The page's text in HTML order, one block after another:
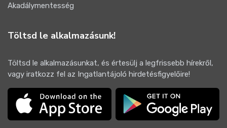
Akadálymentesség
Töltsd le alkalmazásunk!
Töltsd le alkalmazásunkat, és értesülj a legfrissebb hírekről,
vagy iratkozz fel az Ingatlantájoló hirdetésfigyelőire!